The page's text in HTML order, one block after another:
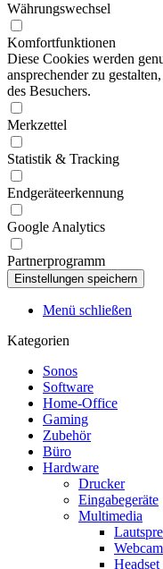
Währungswechsel
Komfortfunktionen
Diese Cookies werden
ansprechender zu
des Besuchers.
Merkzettel
Statistik & Tracking
Endgeräteerkennung
Google Analytics
Partnerprogramm
Menü schließen
Kategorien
Sonos
Software
Home-Office
Gaming
Zubehör
Büro
Hardware
Drucker
Eingabegeräte
Multimedia
Webcam